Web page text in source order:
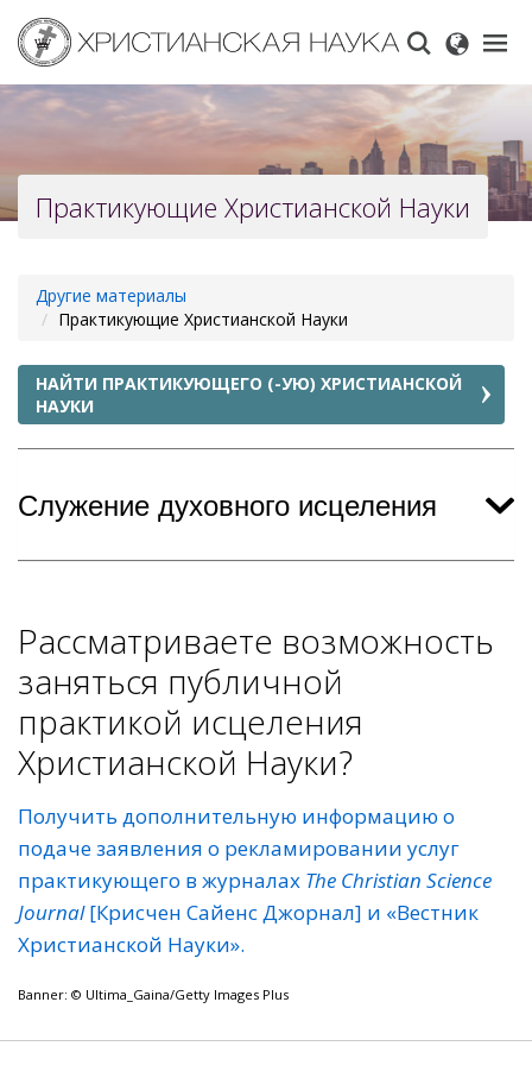
main
content
Практикующие Христианской Науки
Другие материалы
Практикующие Христианской Науки
НАЙТИ ПРАКТИКУЮЩЕГО (-УЮ) ХРИСТИАНСКОЙ
НАУКИ
Служение духовного исцеления
Рассматриваете возможность
заняться публичной
практикой исцеления
Христианской Науки?
Получить дополнительную информацию о
подаче заявления о рекламировании услуг
практикующего в журналах The Christian Science
Journal[Крисчен Сайенс Джорнал] и «Вестник
Христианской Науки».
Banner: © Ultima_Gaina/Getty Images Plus